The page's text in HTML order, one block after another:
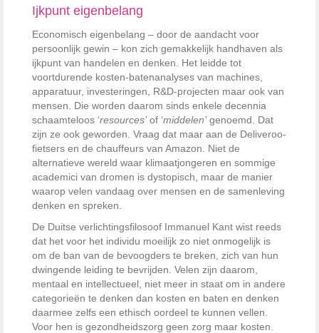
Ijkpunt eigenbelang
Economisch eigenbelang – door de aandacht voor
persoonlijk gewin – kon zich gemakkelijk handhaven als
ijkpunt van handelen en denken. Het leidde tot
voortdurende kosten-batenanalyses van machines,
apparatuur, investeringen, R&D-projecten maar ook van
mensen. Die worden daarom sinds enkele decennia
schaamteloos ‘resources’of ‘middelen’genoemd. Dat
zijn ze ook geworden. Vraag dat maar aan de Deliveroo-
fietsers en de chauffeurs van Amazon. Niet de
alternatieve wereld waar klimaatjongeren en sommige
academici van dromen is dystopisch, maar de manier
waarop velen vandaag over mensen en de samenleving
denken en spreken.
De Duitse verlichtingsfilosoof Immanuel Kant wist reeds
dat het voor het individu moeilijk zo niet onmogelijk is
om de ban van de bevoogders te breken, zich van hun
dwingende leiding te bevrijden. Velen zijn daarom,
mentaal en intellectueel, niet meer in staat om in andere
categorieën te denken dan kosten en baten en denken
daarmee zelfs een ethisch oordeel te kunnen vellen.
Voor hen is gezondheidszorg geen zorg maar kosten.